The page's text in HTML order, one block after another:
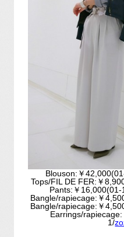
Blouson:￥
Tops/FIL DE FER:￥
Pants:￥
Bangle/rapiecage:￥
Bangle/rapiecage:￥
Earrings/
1/